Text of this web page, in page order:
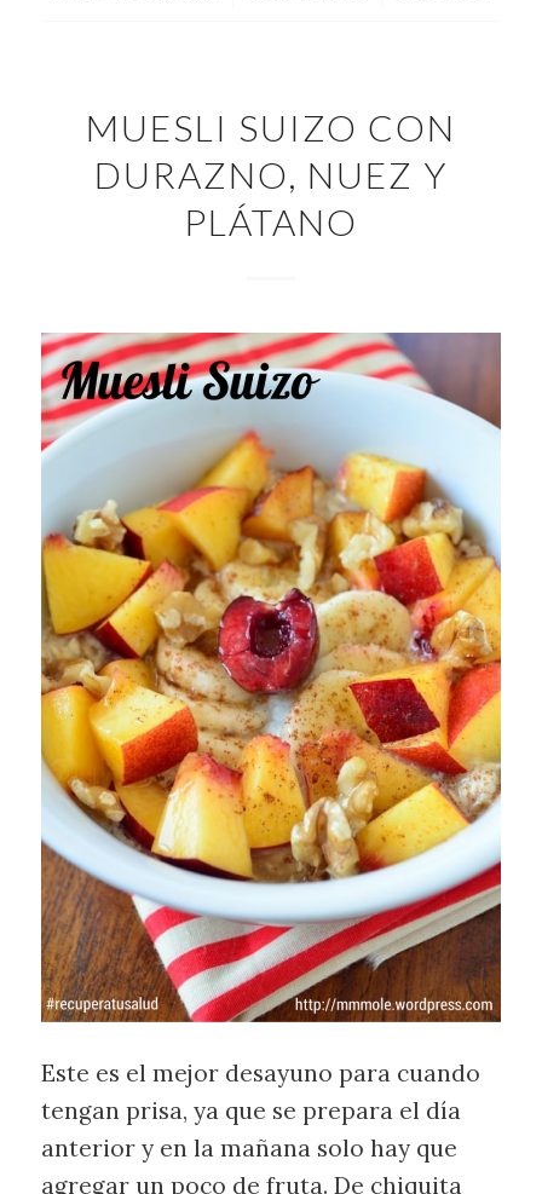
MUESLI SUIZO CON
DURAZNO, NUEZ Y
PLÁTANO
Este es el mejor desayuno para cuando
tengan prisa, ya que se prepara el día
anterior y en la mañana solo hay que
agregar un poco de fruta. De chiquita